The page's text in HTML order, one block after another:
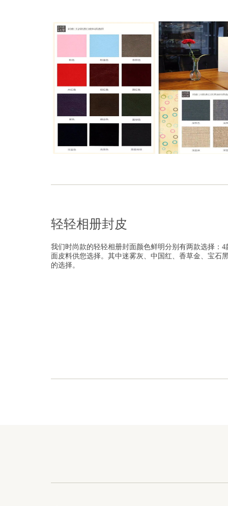
轻轻相册封皮
我们时尚款的轻轻相册封面颜色鲜明分别有两款选择：
面皮料供您选择。其中迷雾灰、中国红、香草金、宝石
的选择。